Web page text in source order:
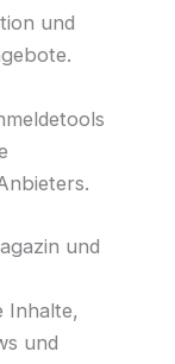
und
und
Inhalte,
und